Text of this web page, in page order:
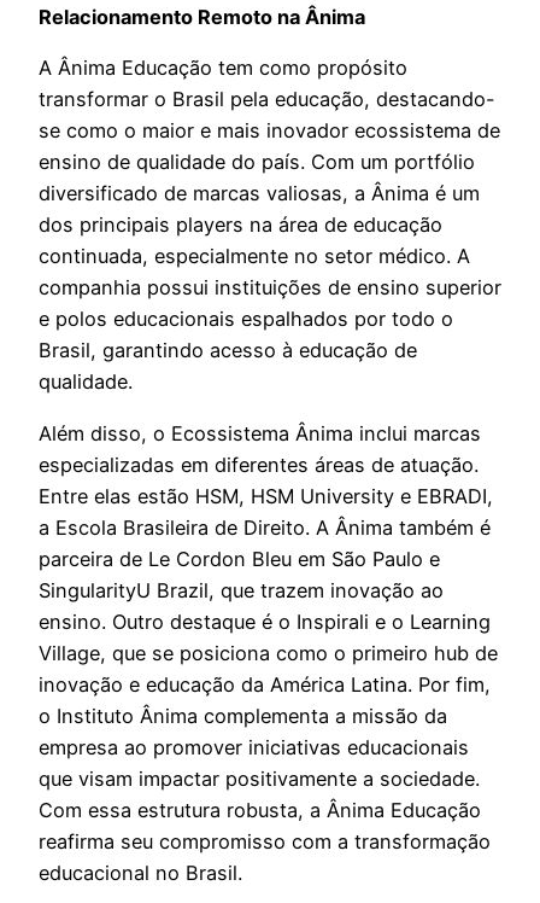
Relacionamento Remoto na Ânima
A Ânima Educação tem como propósito
transformar o Brasil pela educação, destacando-
se como o maior e mais inovador ecossistema de
ensino de qualidade do país. Com um portfólio
diversificado de marcas valiosas, a Ânima é um
dos principais players na área de educação
continuada, especialmente no setor médico. A
companhia possui instituições de ensino superior
e polos educacionais espalhados por todo o
Brasil, garantindo acesso à educação de
qualidade.
Além disso, o Ecossistema Ânima inclui marcas
especializadas em diferentes áreas de atuação.
Entre elas estão HSM, HSM University e EBRADI,
a Escola Brasileira de Direito. A Ânima também é
parceira de Le Cordon Bleu em São Paulo e
SingularityU Brazil, que trazem inovação ao
ensino. Outro destaque é o Inspirali e o Learning
Village, que se posiciona como o primeiro hub de
inovação e educação da América Latina. Por fim,
o Instituto Ânima complementa a missão da
empresa ao promover iniciativas educacionais
que visam impactar positivamente a sociedade.
Com essa estrutura robusta, a Ânima Educação
reafirma seu compromisso com a transformação
educacional no Brasil.